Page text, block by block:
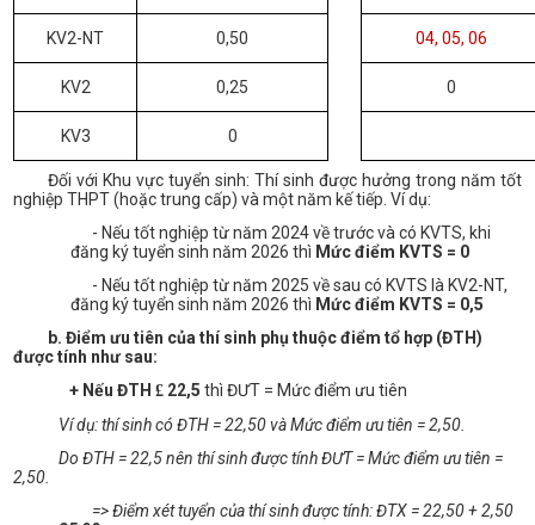
KV2-NT 0,50 04, 05, 06
KV2 0,25 0
KV3 0
Đối với Khu vực tuyển sinh: Thí sinh được hưởng trong năm tốt
nghiệp THPT (hoặc trung cấp) và một năm kế tiếp. Ví dụ:
- Nếu tốt nghiệp từ năm 2024 về trước và có KVTS, khi
đăng ký tuyển sinh năm 2026 thì Mức điểm KVTS = 0
- Nếu tốt nghiệp từ năm 2025 về sau có KVTS là KV2-NT,
đăng ký tuyển sinh năm 2026 thì Mức điểm KVTS = 0,5
b. Điểm ưu tiên của thí sinh phụ thuộc điểm tổ hợp (ĐTH)
được tính như sau:
+ Nếu ĐTH£ 22,5 thì ĐƯT = Mức điểm ưu tiên
Ví dụ: thí sinh có ĐTH = 22,50và Mức điểm ưu tiên = 2,50.
Do ĐTH = 22,5nên thí sinh được tính ĐƯT = Mức điểm ưu tiên =
2,50.
=> Điểm xét tuyển của thí sinh được tính: ĐTX = 22,50 + 2,50